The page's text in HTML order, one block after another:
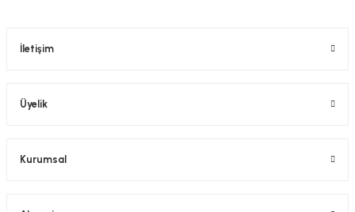
İletişim
Üyelik
Kurumsal